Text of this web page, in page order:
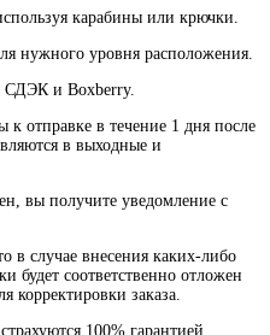
карабины или крючки.
нужного уровня расположения.
СДЭК и Boxberry.
к отправке в течение 1 дня после
в выходные и
вы получите уведомление с
в случае внесения каких-либо
будет соответственно отложен
корректировки заказа
100% гарантией